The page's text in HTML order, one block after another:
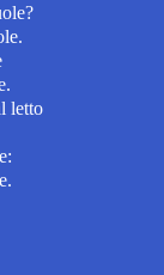
letto